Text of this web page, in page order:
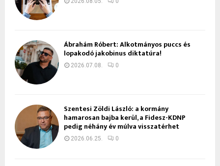
Ábrahám Róbert: Alkotmányos puccs és
lopakodó jakobinus diktatúra!
2026.07.08. 0
Szentesi Zöldi László: a kormány
hamarosan bajba kerül, a Fidesz-KDNP
pedig néhány év múlva visszatérhet
2026.06.25. 0